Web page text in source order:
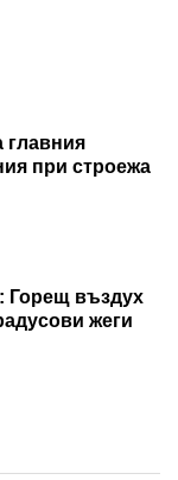
главния
при строежа
Горещ въздух
жеги